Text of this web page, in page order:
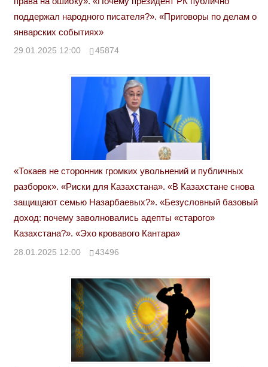
поддержал народного писателя?». «Приговоры по делам о
январских событиях»
29.01.2025 12:00 45874
«Токаев не сторонник громких увольнений и публичных
разборок». «Риски для Казахстана». «В Казахстане снова
защищают семью Назарбаевых?». «Безусловный базовый
доход: почему заволновались адепты «старого»
Казахстана?». «Эхо кровавого Кантара»
28.01.2025 12:00 43496